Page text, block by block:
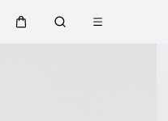
Открыть